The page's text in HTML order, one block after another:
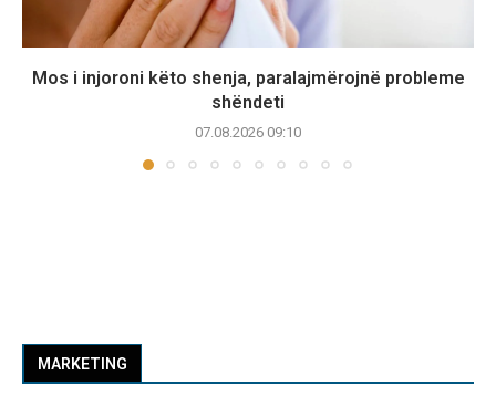
Mos i injoroni këto shenja, paralajmërojnë probleme
shëndeti
07.08.2026 09:10
MARKETING